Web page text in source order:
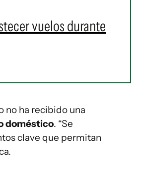
vuelos durante
no ha recibido una
doméstico. “Se
clave que permitan